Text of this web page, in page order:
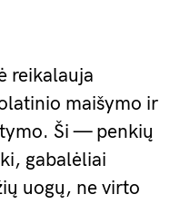
reikalauja
maišymo ir
Ši — penkių
gabalėliai
uogų, ne virto